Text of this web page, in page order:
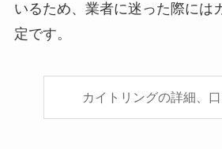
いるため、業者に迷った際には
定です。
カイトリングの詳細、